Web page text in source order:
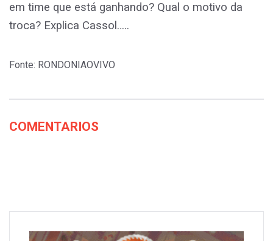
em time que está ganhando? Qual o motivo da
troca? Explica Cassol…..
Fonte: RONDONIAOVIVO
COMENTARIOS